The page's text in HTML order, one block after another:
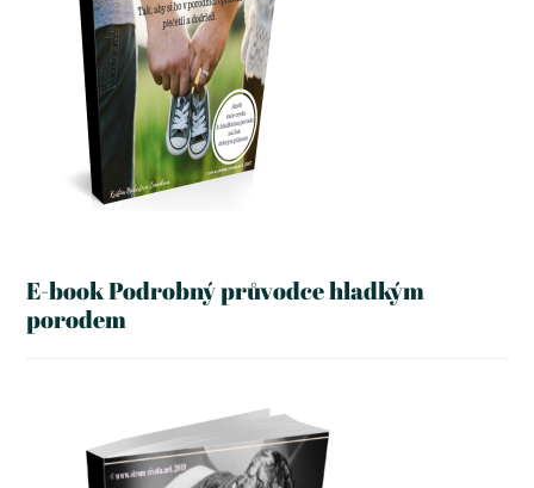
E-book Podrobný průvodce hladkým
porodem